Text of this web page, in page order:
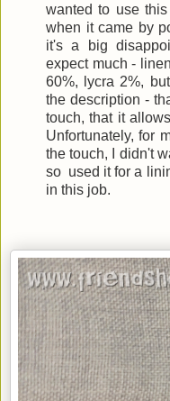
wanted to use
when it came by
it's a big
expect much -
60%, lycra 2%,
the description -
touch, that it
Unfortunately, for
the touch, I didn't
so used it for a
in this job.